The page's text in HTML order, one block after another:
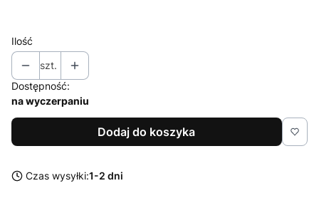
Ilość
szt.
Dostępność:
na wyczerpaniu
Dodaj do koszyka
Czas wysyłki:1-2 dni